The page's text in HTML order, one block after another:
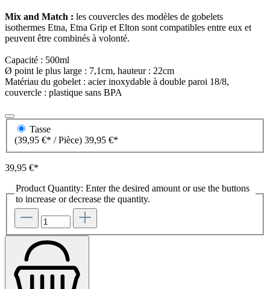
Mix and Match : les couvercles des modèles de gobelets
isothermes Etna, Etna Grip et Elton sont compatibles entre eux et
peuvent être combinés à volonté.
Capacité : 500ml
Ø point le plus large : 7,1cm, hauteur : 22cm
Matériau du gobelet : acier inoxydable à double paroi 18/8,
couvercle : plastique sans BPA
Tasse
(39,95 €* / Pièce) 39,95 €*
39,95 €*
Product Quantity: Enter the desired amount or use the buttons
to increase or decrease the quantity.